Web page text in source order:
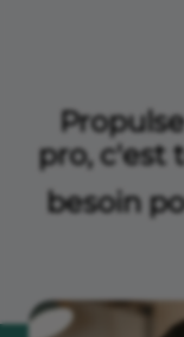
pro, c'est
besoin